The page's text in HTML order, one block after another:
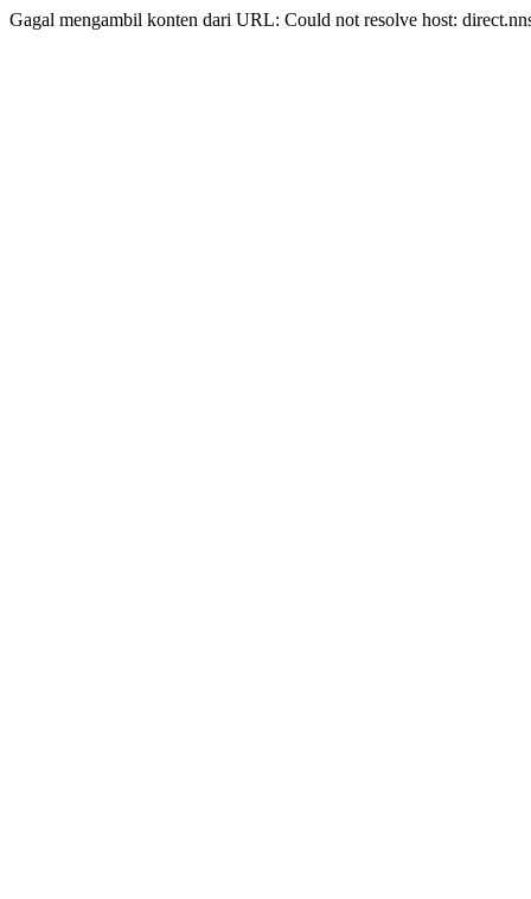
Gagal mengambil konten dari URL: Could not resolve host: